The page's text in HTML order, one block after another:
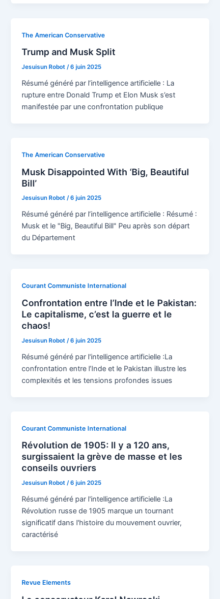
The American Conservative
Trump and Musk Split
Jesuisun Robot/6 juin 2025
Résumé généré par l’intelligence artificielle : La
rupture entre Donald Trump et Elon Musk s’est
manifestée par une confrontation publique
The American Conservative
Musk Disappointed With ‘Big, Beautiful
Bill’
Jesuisun Robot/6 juin 2025
Résumé généré par l’intelligence artificielle : Résumé :
Musk et le "Big, Beautiful Bill" Peu après son départ
du Département
Courant Communiste International
Confrontation entre l’Inde et le Pakistan:
Le capitalisme, c’est la guerre et le
chaos!
Jesuisun Robot/6 juin 2025
Résumé généré par l'intelligence artificielle :La
confrontation entre l’Inde et le Pakistan illustre les
complexités et les tensions profondes issues
Courant Communiste International
Révolution de 1905: Il y a 120 ans,
surgissaient la grève de masse et les
conseils ouvriers
Jesuisun Robot/6 juin 2025
Résumé généré par l'intelligence artificielle :La
Révolution russe de 1905 marque un tournant
significatif dans l'histoire du mouvement ouvrier,
caractérisé
Revue Elements